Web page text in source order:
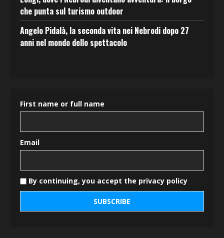
che punta sul turismo outdoor
Angelo Pidalà, la seconda vita nei Nebrodi dopo 27
anni nel mondo dello spettacolo
First name or full name
Email
By continuing, you accept the privacy policy